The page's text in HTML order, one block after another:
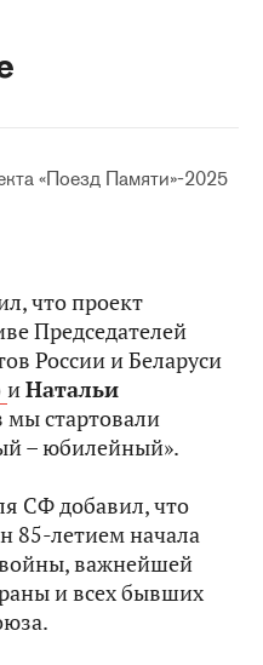
«Поезд Памяти»-2025
что проект
Председателей
России и Беларуси
иНатальи
мы стартовали
– юбилейный».
СФ добавил, что
85-летием начала
важнейшей
и всех бывших